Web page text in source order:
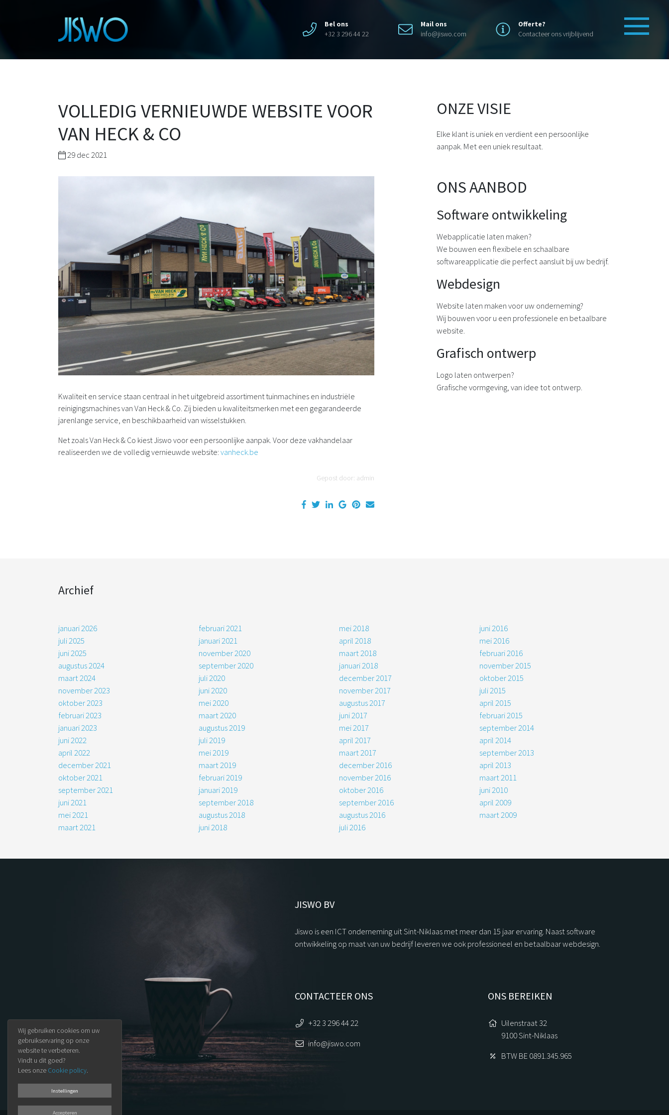
Bel ons
+32 3 296 44 22
Mail ons
info@jiswo.com
Offerte?
Contacteer ons vrijblijvend
VOLLEDIG VERNIEUWDE WEBSITE VOOR
VAN HECK & CO
29 dec 2021
Kwaliteit en service staan centraal in het uitgebreid assortiment tuinmachines en industriële
reinigingsmachines van Van Heck & Co. Zij bieden u kwaliteitsmerken met een gegarandeerde
jarenlange service, en beschikbaarheid van wisselstukken.
Net zoals Van Heck & Co kiest Jiswo voor een persoonlijke aanpak. Voor deze vakhandelaar
realiseerden we de volledig vernieuwde website: vanheck.be
Gepost door: admin
ONZE VISIE
Elke klant is uniek en verdient een persoonlijke
aanpak. Met een uniek resultaat.
ONS AANBOD
Software ontwikkeling
Webapplicatie laten maken?
We bouwen een flexibele en schaalbare
softwareapplicatie die perfect aansluit bij uw bedrijf.
Webdesign
Website laten maken voor uw onderneming?
Wij bouwen voor u een professionele en betaalbare
website.
Grafisch ontwerp
Logo laten ontwerpen?
Grafische vormgeving, van idee tot ontwerp.
Archief
januari 2026
juli 2025
juni 2025
augustus 2024
maart 2024
november 2023
oktober 2023
februari 2023
januari 2023
juni 2022
april 2022
december 2021
oktober 2021
september 2021
juni 2021
mei 2021
maart 2021
februari 2021
januari 2021
november 2020
september 2020
juli 2020
juni 2020
mei 2020
maart 2020
augustus 2019
juli 2019
mei 2019
maart 2019
februari 2019
januari 2019
september 2018
augustus 2018
juni 2018
mei 2018
april 2018
maart 2018
januari 2018
december 2017
november 2017
augustus 2017
juni 2017
mei 2017
april 2017
maart 2017
december 2016
november 2016
oktober 2016
september 2016
augustus 2016
juli 2016
juni 2016
mei 2016
februari 2016
november 2015
oktober 2015
juli 2015
april 2015
februari 2015
september 2014
april 2014
september 2013
april 2013
maart 2011
juni 2010
april 2009
maart 2009
JISWO BV
Jiswo is een ICT onderneming uit Sint-Niklaas met meer dan 15 jaar ervaring. Naast software
ontwikkeling op maat van uw bedrijf leveren we ook professioneel en betaalbaar webdesign.
CONTACTEER ONS
+32 3 296 44 22
info@jiswo.com
ONS BEREIKEN
Uilenstraat 32
9100 Sint-Niklaas
BTW BE 0891.345.965
Wij gebruiken cookies om uw
gebruikservaring op onze
website te verbeteren.
Vindt u dit goed?
Lees onze Cookie policy.
Instellingen
Accepteren